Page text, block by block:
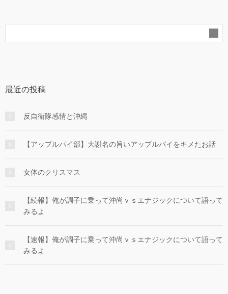
最近の投稿
反自衛隊感情と沖縄
【アップルパイ部】大謝名の旨いアップルパイをキメたお話
女体のクリスマス
【続報】俺が調子に乗って沖尚ｖｓエナジックについて語って
みるよ
【速報】俺が調子に乗って沖尚ｖｓエナジックについて語って
みるよ